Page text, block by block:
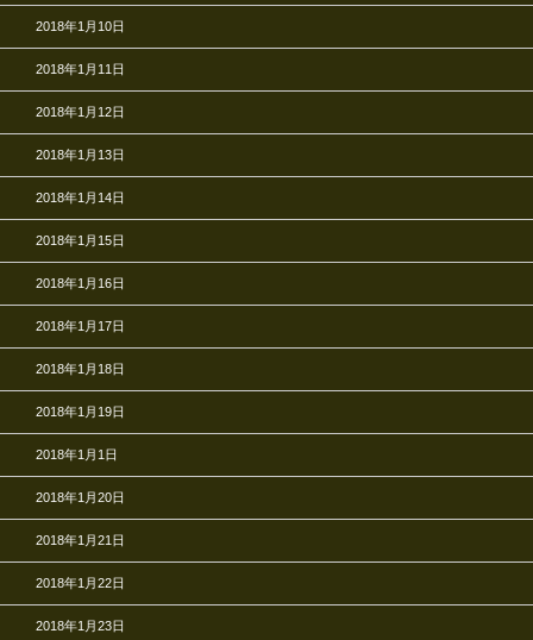
2018年1月10日
2018年1月11日
2018年1月12日
2018年1月13日
2018年1月14日
2018年1月15日
2018年1月16日
2018年1月17日
2018年1月18日
2018年1月19日
2018年1月1日
2018年1月20日
2018年1月21日
2018年1月22日
2018年1月23日